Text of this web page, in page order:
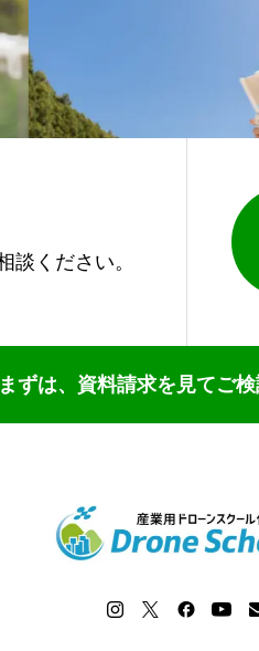
談ください。
まずは、資料請求を見てご検